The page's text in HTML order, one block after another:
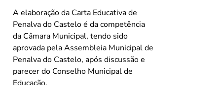
A elaboração da Carta Educativa de
Penalva do Castelo é da competência
da Câmara Municipal, tendo sido
aprovada pela Assembleia Municipal de
Penalva do Castelo, após discussão e
parecer do Conselho Municipal de